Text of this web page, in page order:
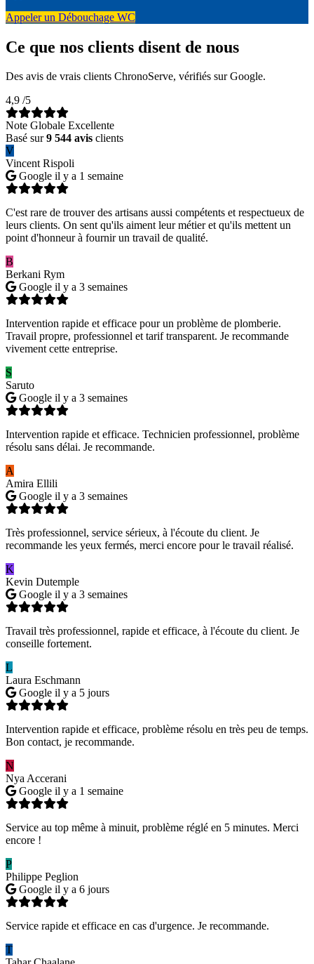
Appeler un Débouchage WC
Ce que nos clients disent de nous
Des avis de vrais clients ChronoServe, vérifiés sur Google.
4,9 /5
Note Globale Excellente
Basé sur9 544 avis clients
V
Vincent Rispoli
Google il y a 1 semaine
C'est rare de trouver des artisans aussi compétents et respectueux de
leurs clients. On sent qu'ils aiment leur métier et qu'ils mettent un
point d'honneur à fournir un travail de qualité.
B
Berkani Rym
Google il y a 3 semaines
Intervention rapide et efficace pour un problème de plomberie.
Travail propre, professionnel et tarif transparent. Je recommande
vivement cette entreprise.
S
Saruto
Google il y a 3 semaines
Intervention rapide et efficace. Technicien professionnel, problème
résolu sans délai. Je recommande.
A
Amira Ellili
Google il y a 3 semaines
Très professionnel, service sérieux, à l'écoute du client. Je
recommande les yeux fermés, merci encore pour le travail réalisé.
K
Kevin Dutemple
Google il y a 3 semaines
Travail très professionnel, rapide et efficace, à l'écoute du client. Je
conseille fortement.
L
Laura Eschmann
Google il y a 5 jours
Intervention rapide et efficace, problème résolu en très peu de temps.
Bon contact, je recommande.
N
Nya Accerani
Google il y a 1 semaine
Service au top même à minuit, problème réglé en 5 minutes. Merci
encore !
P
Philippe Peglion
Google il y a 6 jours
Service rapide et efficace en cas d'urgence. Je recommande.
T